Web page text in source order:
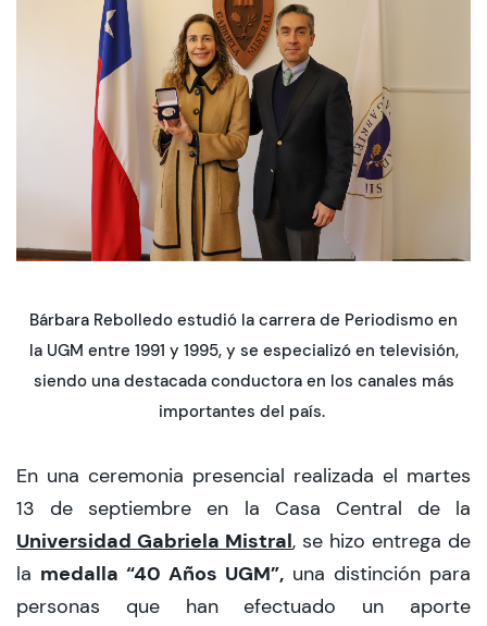
Language Center
Contacto y Horarios
modo claro
Bárbara Rebolledo estudió la carrera de Periodismo en
la UGM entre 1991 y 1995, y se especializó en televisión,
siendo una destacada conductora en los canales más
importantes del país.
En una ceremonia presencial realizada el martes
13 de septiembre en la Casa Central de la
Universidad Gabriela Mistral, se hizo entrega de
la medalla “40 Años UGM”, una distinción para
personas que han efectuado un aporte